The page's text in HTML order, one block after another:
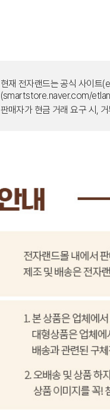
현재 전자랜드는 공식 사이트
(smartstore.naver.com/
판매자가 현금 거래 요구 시,